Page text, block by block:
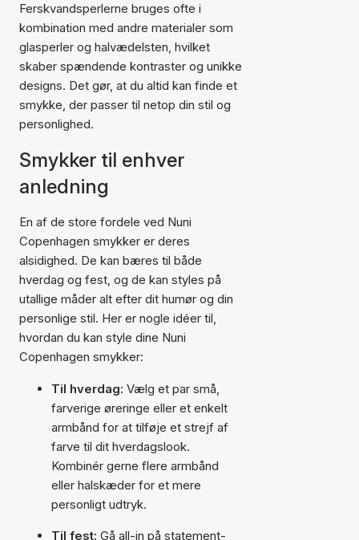
Ferskvandsperlerne bruges ofte i
kombination med andre materialer som
glasperler og halvædelsten, hvilket
skaber spændende kontraster og unikke
designs. Det gør, at du altid kan finde et
smykke, der passer til netop din stil og
personlighed.
Smykker til enhver
anledning
En af de store fordele ved Nuni
Copenhagen smykker er deres
alsidighed. De kan bæres til både
hverdag og fest, og de kan styles på
utallige måder alt efter dit humør og din
personlige stil. Her er nogle idéer til,
hvordan du kan style dine Nuni
Copenhagen smykker:
Til hverdag: Vælg et par små,
farverige øreringe eller et enkelt
armbånd for at tilføje et strejf af
farve til dit hverdagslook.
Kombinér gerne flere armbånd
eller halskæder for et mere
personligt udtryk.
Til fest: Gå all-in på statement-